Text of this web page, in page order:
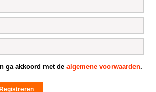
ga akkoord met dealgemene voorwaarden.